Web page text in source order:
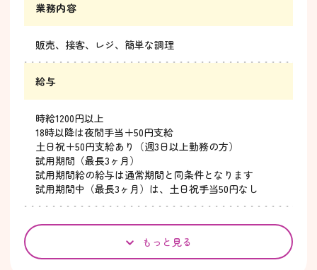
業務内容
販売、接客、レジ、簡単な調理
給与
時給1200円以上
18時以降は夜間手当＋50円支給
土日祝＋50円支給あり（週3日以上勤務の方）
試用期間（最長3ヶ月）
試用期間給の給与は通常期間と同条件となります
試用期間中（最長3ヶ月）は、土日祝手当50円なし
もっと見る